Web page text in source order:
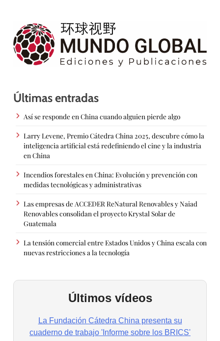
Últimas entradas
Así se responde en China cuando alguien pierde algo
Larry Levene, Premio Cátedra China 2025, descubre cómo la
inteligencia artificial está redefiniendo el cine y la industria
en China
Incendios forestales en China: Evolución y prevención con
medidas tecnológicas y administrativas
Las empresas de ACCEDER ReNatural Renovables y Naiad
Renovables consolidan el proyecto Krystal Solar de
Guatemala
La tensión comercial entre Estados Unidos y China escala con
nuevas restricciones a la tecnología
Últimos vídeos
La Fundación Cátedra China presenta su
cuaderno de trabajo 'Informe sobre los BRICS'